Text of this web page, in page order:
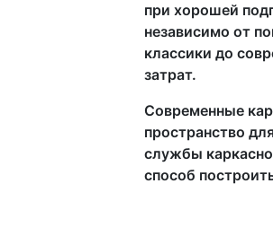
при хорошей
независимо от
классики до
затрат.
Современные
пространство
службы
способ